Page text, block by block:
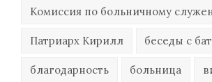
Комиссия по больничному
Патриарх Кирилл беседы с
благодарность больница